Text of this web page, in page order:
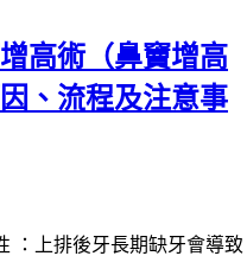
高術（鼻竇增高
、流程及注意事
：上排後牙長期缺牙會導致